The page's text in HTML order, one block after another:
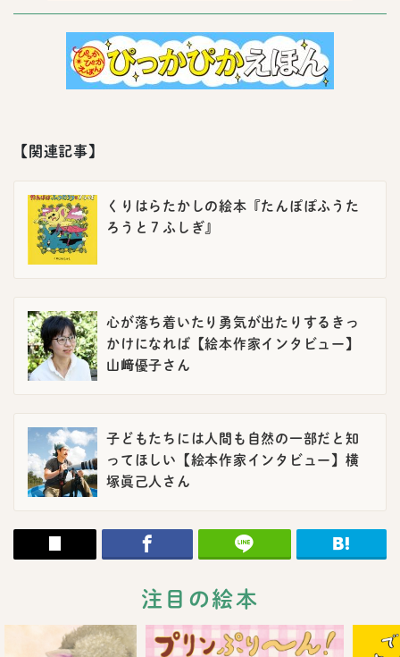
【関連記事】
くりはらたかしの絵本『たんぽぽふうた
ろうと７ふしぎ』
心が落ち着いたり勇気が出たりするきっ
かけになれば【絵本作家インタビュー】
山﨑優子さん
子どもたちには人間も自然の一部だと知
ってほしい【絵本作家インタビュー】横
塚眞己人さん
注目の絵本